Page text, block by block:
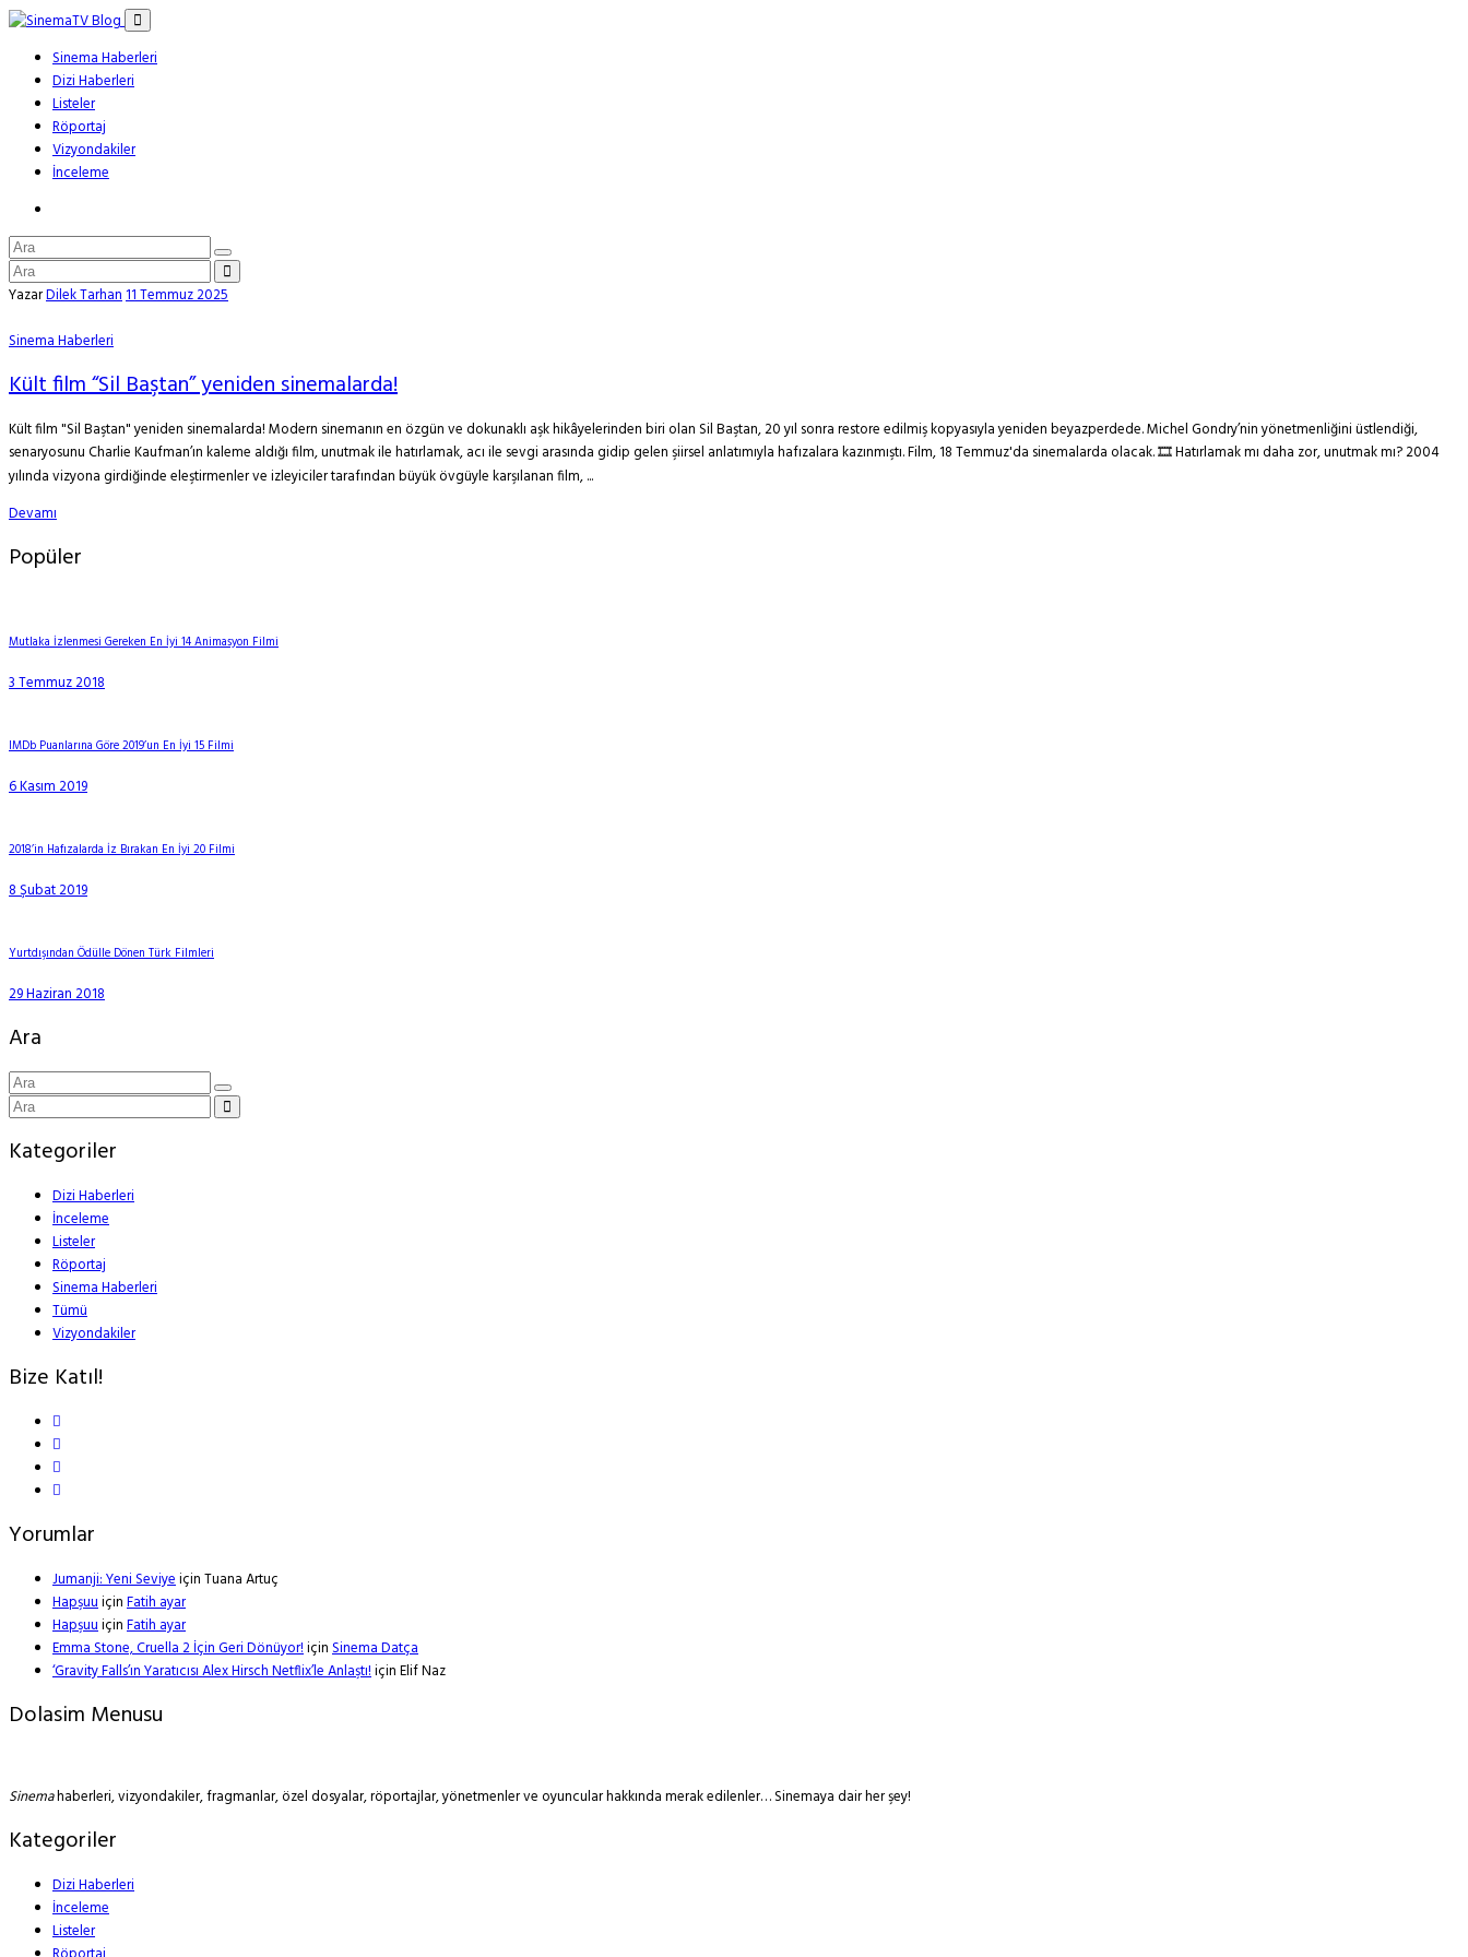
Sinema Haberleri
Dizi Haberleri
Listeler
Röportaj
Vizyondakiler
İnceleme
YazarDilek Tarhan11 Temmuz 2025
Sinema Haberleri
Kült film “Sil Baştan” yeniden sinemalarda!
Kült film "Sil Baştan" yeniden sinemalarda! Modern sinemanın en özgün ve dokunaklı aşk hikâyelerinden biri olan Sil Baştan, 20 yıl sonra restore edilmiş kopyasıyla yeniden beyazperdede. Michel Gondry’nin yönetmenliğini üstlendiği,
senaryosunu Charlie Kaufman’ın kaleme aldığı film, unutmak ile hatırlamak, acı ile sevgi arasında gidip gelen şiirsel anlatımıyla hafızalara kazınmıştı. Film, 18 Temmuz'da sinemalarda olacak. 🎞 Hatırlamak mı daha zor, unutmak mı? 2004
yılında vizyona girdiğinde eleştirmenler ve izleyiciler tarafından büyük övgüyle karşılanan film, ...
Devamı
Popüler
Mutlaka İzlenmesi Gereken En İyi 14 Animasyon Filmi
3 Temmuz 2018
IMDb Puanlarına Göre 2019’un En İyi 15 Filmi
6 Kasım 2019
2018’in Hafızalarda İz Bırakan En İyi 20 Filmi
8 Şubat 2019
Yurtdışından Ödülle Dönen Türk Filmleri
29 Haziran 2018
Ara
Kategoriler
Dizi Haberleri
İnceleme
Listeler
Röportaj
Sinema Haberleri
Tümü
Vizyondakiler
Bize Katıl!
Yorumlar
Jumanji: Yeni SeviyeiçinTuana Artuç
HapşuuiçinFatih ayar
HapşuuiçinFatih ayar
Emma Stone, Cruella 2 İçin Geri Dönüyor!içinSinema Datça
‘Gravity Falls’ın Yaratıcısı Alex Hirsch Netflix’le Anlaştı!içinElif Naz
Dolasim Menusu
Sinemahaberleri, vizyondakiler, fragmanlar, özel dosyalar, röportajlar, yönetmenler ve oyuncular hakkında merak edilenler… Sinemaya dair her şey!
Kategoriler
Dizi Haberleri
İnceleme
Listeler